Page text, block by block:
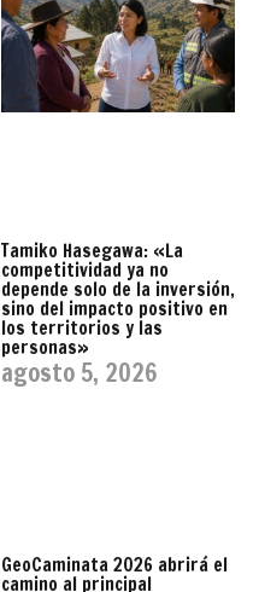
Tamiko Hasegawa: «La
competitividad ya no
depende solo de la inversión,
sino del impacto positivo en
los territorios y las
personas»
agosto 5, 2026
GeoCaminata 2026 abrirá el
camino al principal